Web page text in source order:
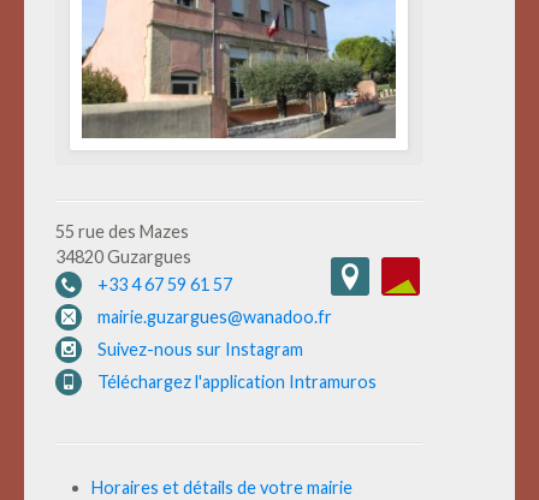
55 rue des Mazes
34820 Guzargues
+33 4 67 59 61 57
mairie.guzargues@wanadoo.fr
Suivez-nous sur Instagram
Téléchargez l'application Intramuros
Horaires et détails de votre mairie